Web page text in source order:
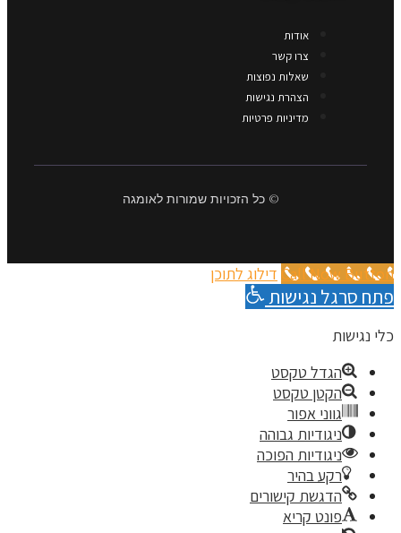
אודות
צרו קשר
שאלות נפוצות
הצהרת נגישות
מדיניות פרטיות
© כל הזכויות שמורות לאומגה
Call Now Button דילוג לתוכן
פתח סרגל נגישות
כלי נגישות
הגדל טקסט
הקטן טקסט
גווני אפור
ניגודיות גבוהה
ניגודיות הפוכה
רקע בהיר
הדגשת קישורים
פונט קריא